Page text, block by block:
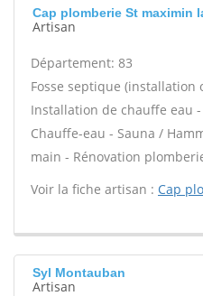
Cap plomberie St maximin
Artisan
Département: 83
Fosse septique (installation
Installation de chauffe eau
Chauffe-eau - Sauna /
main - Rénovation
Voir la fiche artisan : Cap
Syl Montauban
Artisan